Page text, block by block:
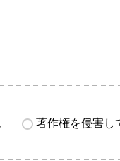
著作権を侵害し